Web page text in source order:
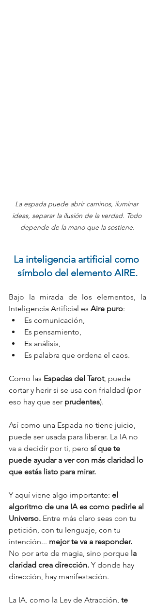
La espada puede abrir caminos, iluminar
ideas, separar la ilusión de la verdad. Todo
depende de la mano que la sostiene.
La inteligencia artificial como
símbolo del elemento AIRE.
Bajo la mirada de los elementos, la
Inteligencia Artificial es Aire puro:
Es comunicación,
Es pensamiento,
Es análisis,
Es palabra que ordena el caos.
Como las Espadas del Tarot, puede
cortar y herir si se usa con frialdad (por
eso hay que ser prudentes).
Así como una Espada no tiene juicio,
puede ser usada para liberar. La IA no
va a decidir por ti, pero sí que te
puede ayudar a ver con más claridad lo
que estás listo para mirar.
Y aquí viene algo importante: el
algoritmo de una IA es como pedirle al
Universo. Entre más claro seas con tu
petición, con tu lenguaje, con tu
intención... mejor te va a responder.
No por arte de magia, sino porque la
claridad crea dirección. Y donde hay
dirección, hay manifestación.
La IA, como la Ley de Atracción, te